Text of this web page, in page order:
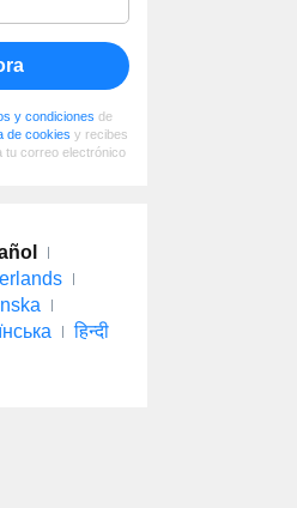
y condiciones de
de cookies y recibes
tu correo electrónico
हिन्दी